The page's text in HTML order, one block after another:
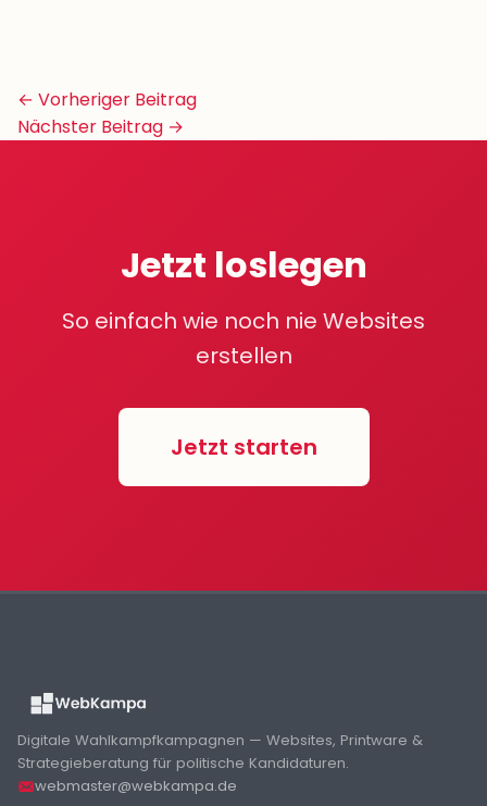
Beitrags-
Navigation
← Vorheriger Beitrag
Nächster Beitrag →
Jetzt loslegen
So einfach wie noch nie Websites
erstellen
Jetzt starten
Digitale Wahlkampfkampagnen — Websites, Printware &
Strategieberatung für politische Kandidaturen.
webmaster@webkampa.de